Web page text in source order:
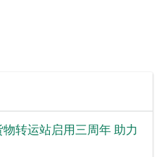
转运站启用三周年 助力